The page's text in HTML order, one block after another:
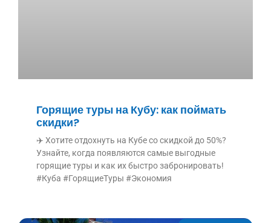
Горящие туры на Кубу: как поймать
скидки?
✈️ Хотите отдохнуть на Кубе со скидкой до 50%?
Узнайте, когда появляются самые выгодные
горящие туры и как их быстро забронировать!
#Куба #ГорящиеТуры #Экономия